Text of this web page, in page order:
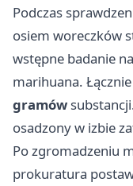
Podczas
osiem woreczków
wstępne badanie
marihuana.
gramów
osadzony w izbie
Po zgromadzeniu
prokuratura